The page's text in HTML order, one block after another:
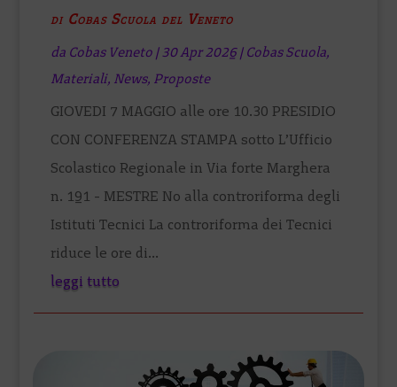
di Cobas Scuola del Veneto
da Cobas Veneto |30 Apr 2026| Cobas Scuola,
Materiali, News, Proposte
GIOVEDI 7 MAGGIO alle ore 10.30 PRESIDIO
CON CONFERENZA STAMPA sotto L’Ufficio
Scolastico Regionale in Via forte Marghera
n. 191 - MESTRE No alla controriforma degli
Istituti Tecnici La controriforma dei Tecnici
riduce le ore di...
leggi tutto